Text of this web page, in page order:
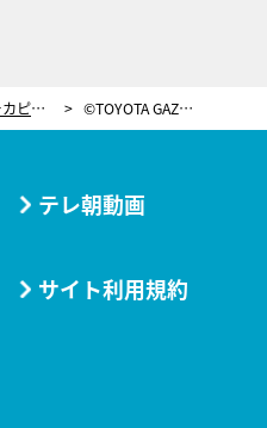
「彼こそカピタン」トヨタに初勝利もたらした中嶋一貴とアロンソの関係【ル・マン24時間】 ©TOYOTA GAZOO Racing
テレ朝動画
サイト利用規約